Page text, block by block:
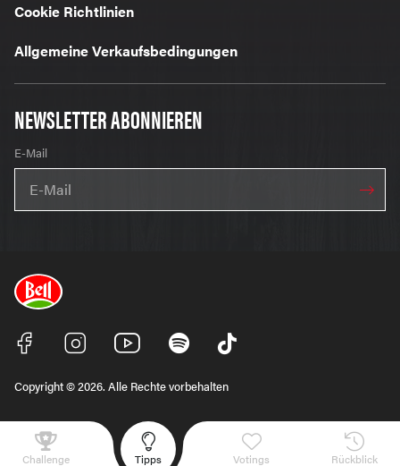
Challenge Tipps Votings Rückblick
NEWSLETTER ABONNIEREN
E-Mail
Cookie Richtlinien
Allgemeine Verkaufsbedingungen
Copyright © 2026. Alle Rechte vorbehalten